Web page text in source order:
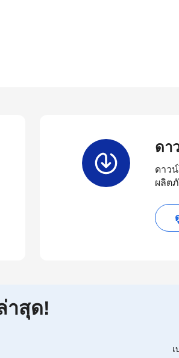
ดา
ดาว
ผลิต
าสุด!